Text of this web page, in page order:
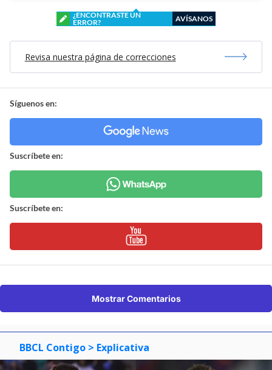
¿ENCONTRASTE UN
ERROR?
AVÍSANOS
Revisa nuestra página de correcciones
Síguenos en:
Suscríbete en:
Suscríbete en:
Mostrar Comentarios
BBCL Contigo > Explicativa